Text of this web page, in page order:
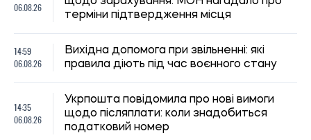
12:59
06.08.26
аспірантури: нові терміни подання заяв
та складання іспитів